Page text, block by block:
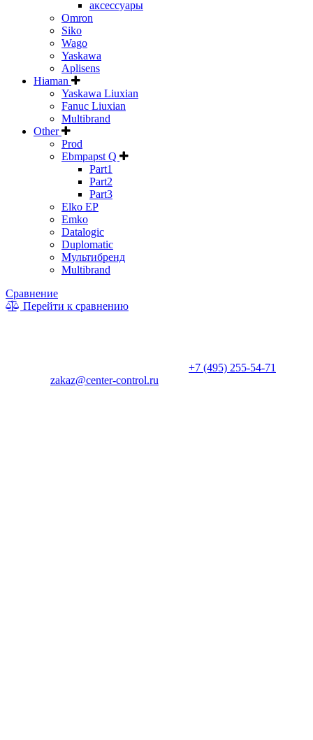
аксессуары
Omron
Siko
Wago
Yaskawa
Aplisens
Hiaman
Yaskawa Liuxian
Fanuc Liuxian
Multibrand
Other
Prod
Ebmpapst Q
Part1
Part2
Part3
Elko EP
Emko
Datalogic
Duplomatic
Мультибренд
Multibrand
Сравнение
Перейти к сравнению
+7 (495) 255-54-71
zakaz@center-control.ru